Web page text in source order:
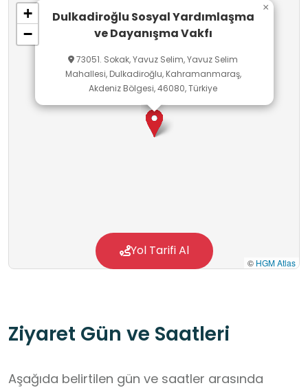
Dulkadiroğlu Sosyal Yardımlaşma
ve Dayanışma Vakfı
73051. Sokak, Yavuz Selim, Yavuz Selim
Mahallesi, Dulkadiroğlu, Kahramanmaraş,
Akdeniz Bölgesi, 46080, Türkiye
×
+
−
© HGM Atlas
Yol Tarifi Al
Ziyaret Gün ve Saatleri
Aşağıda belirtilen gün ve saatler arasında